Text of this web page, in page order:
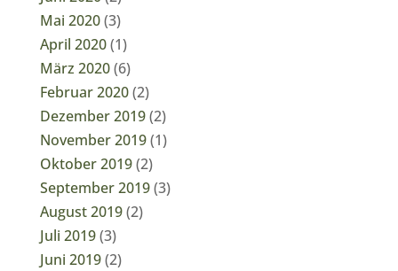
Mai 2020(3)
April 2020(1)
März 2020(6)
Februar 2020(2)
Dezember 2019(2)
November 2019(1)
Oktober 2019(2)
September 2019(3)
August 2019(2)
Juli 2019(3)
Juni 2019(2)